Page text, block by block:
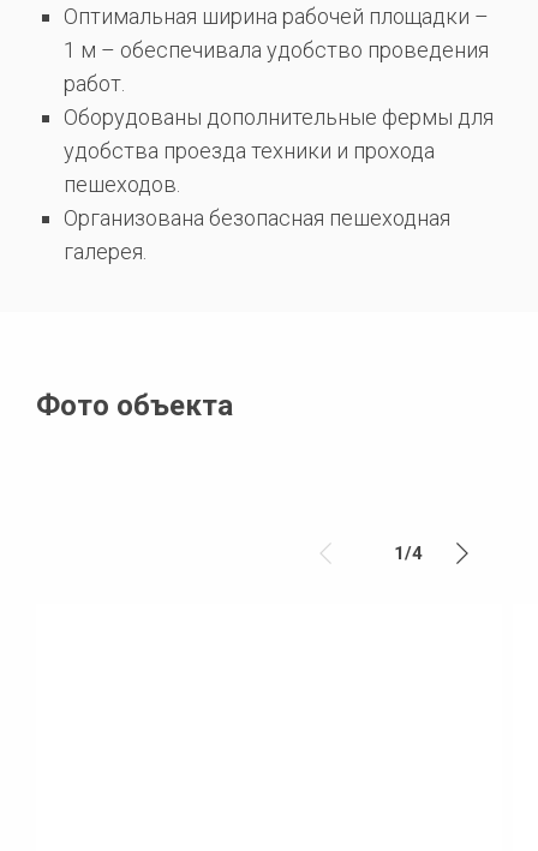
Оптимальная ширина рабочей площадки –
1 м – обеспечивала удобство проведения
работ.
Оборудованы дополнительные фермы для
удобства проезда техники и прохода
пешеходов.
Организована безопасная пешеходная
галерея.
Фото объекта
1/4